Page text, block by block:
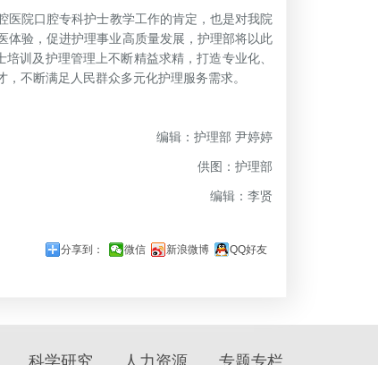
院口腔专科护士教学工作的肯定，也是对我院
体验，促进护理事业高质量发展，护理部将以此
训及护理管理上不断精益求精，打造专业化、
不断满足人民群众多元化护理服务需求。
编辑：护理部 尹婷婷
供图：护理部
编辑：李贤
分享到： 微信 新浪微博 QQ好友